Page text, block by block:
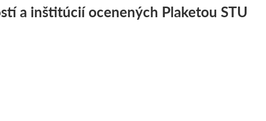
a inštitúcií ocenených Plaketou STU